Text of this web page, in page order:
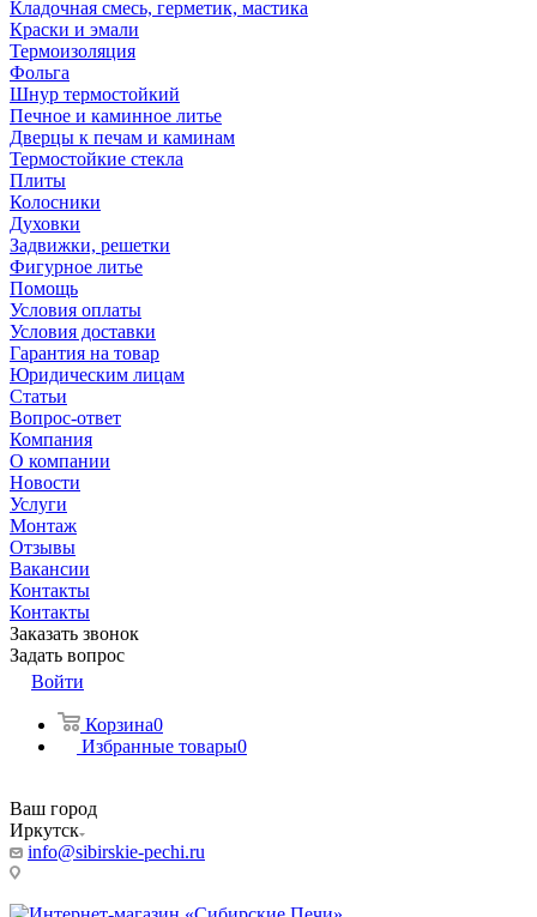
Кладочная смесь, герметик, мастика
Краски и эмали
Термоизоляция
Фольга
Шнур термостойкий
Печное и каминное литье
Дверцы к печам и каминам
Термостойкие стекла
Плиты
Колосники
Духовки
Задвижки, решетки
Фигурное литье
Помощь
Условия оплаты
Условия доставки
Гарантия на товар
Юридическим лицам
Статьи
Вопрос-ответ
Компания
О компании
Новости
Услуги
Монтаж
Отзывы
Вакансии
Контакты
Контакты
Заказать звонок
Задать вопрос
Войти
Корзина0
Избранные товары0
Ваш город
Иркутск
info@sibirskie-pechi.ru